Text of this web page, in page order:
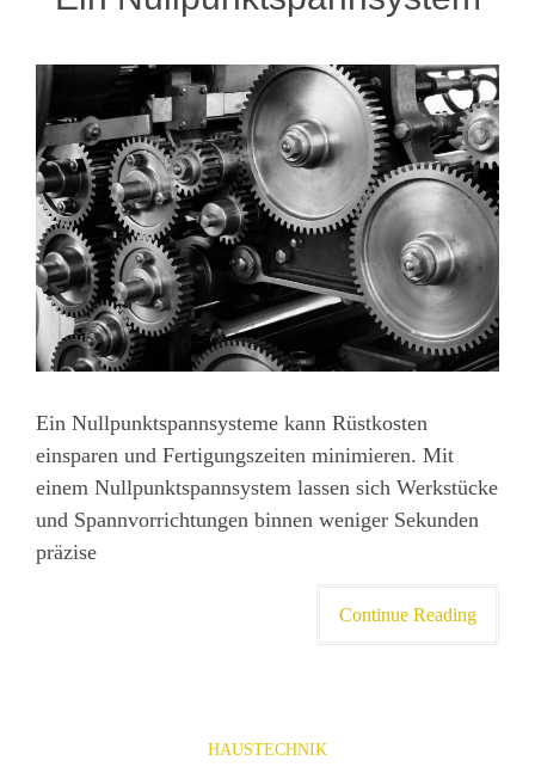
Ein Nullpunktspannsysteme kann Rüstkosten
einsparen und Fertigungszeiten minimieren. Mit
einem Nullpunktspannsystem lassen sich Werkstücke
und Spannvorrichtungen binnen weniger Sekunden
präzise
Continue Reading
HAUSTECHNIK